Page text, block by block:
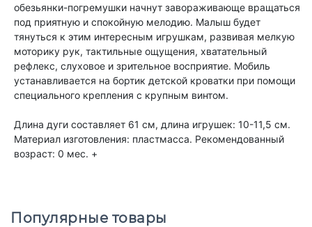
обезьянки-погремушки начнут завораживающе вращаться
под приятную и спокойную мелодию. Малыш будет
тянуться к этим интересным игрушкам, развивая мелкую
моторику рук, тактильные ощущения, хватательный
рефлекс, слуховое и зрительное восприятие. Мобиль
устанавливается на бортик детской кроватки при помощи
специального крепления с крупным винтом.
Длина дуги составляет 61 см, длина игрушек: 10-11,5 см.
Материал изготовления: пластмасса. Рекомендованный
возраст: 0 мес. +
Популярные товары